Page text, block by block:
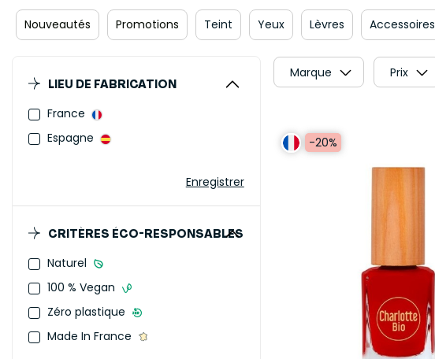
Nouveautés Promotions Teint Yeux Lèvres Accessoires
LIEU DE FABRICATION
France
Espagne
Enregistrer
CRITÈRES ÉCO-RESPONSABLES
Naturel
100 % Vegan
Zéro plastique
Made In France
Marque Prix
-20%